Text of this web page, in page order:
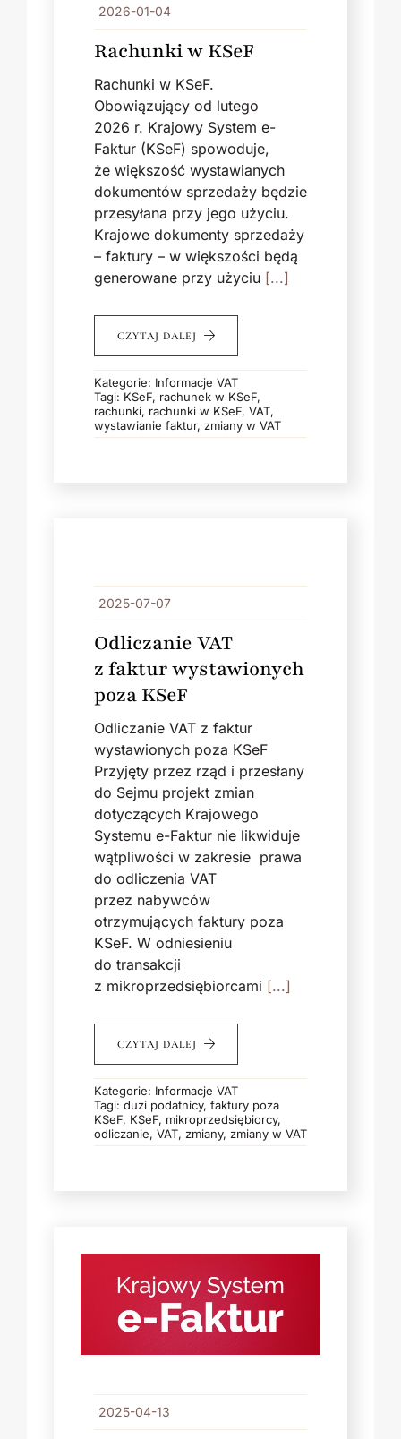
2026-01-04
Rachunki w KSeF
Rachunki w KSeF.
Obowiązujący od lutego
2026 r. Krajowy System e-
Faktur (KSeF) spowoduje,
że większość wystawianych
dokumentów sprzedaży będzie
przesyłana przy jego użyciu.
Krajowe dokumenty sprzedaży
– faktury – w większości będą
generowane przy użyciu [...]
CZYTAJ DALEJ
Kategorie: Informacje VAT
Tagi: KSeF, rachunek w KSeF,
rachunki, rachunki w KSeF, VAT,
wystawianie faktur, zmiany w VAT
2025-07-07
Odliczanie VAT
z faktur wystawionych
poza KSeF
Odliczanie VAT z faktur
wystawionych poza KSeF
Przyjęty przez rząd i przesłany
do Sejmu projekt zmian
dotyczących Krajowego
Systemu e-Faktur nie likwiduje
wątpliwości w zakresie prawa
do odliczenia VAT
przez nabywców
otrzymujących faktury poza
KSeF. W odniesieniu
do transakcji
z mikroprzedsiębiorcami [...]
CZYTAJ DALEJ
Kategorie: Informacje VAT
Tagi: duzi podatnicy, faktury poza
KSeF, KSeF, mikroprzedsiębiorcy,
odliczanie, VAT, zmiany, zmiany w VAT
2025-04-13